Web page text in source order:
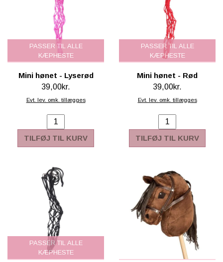
PASSER TIL ALLE
KÆPHESTE
Mini hønet - Lyserød
39,00kr.
Evt. lev. omk. tillægges
TILFØJ TIL KURV
PASSER TIL ALLE
KÆPHESTE
Mini hønet - Rød
39,00kr.
Evt. lev. omk. tillægges
TILFØJ TIL KURV
PASSER TIL ALLE
KÆPHESTE